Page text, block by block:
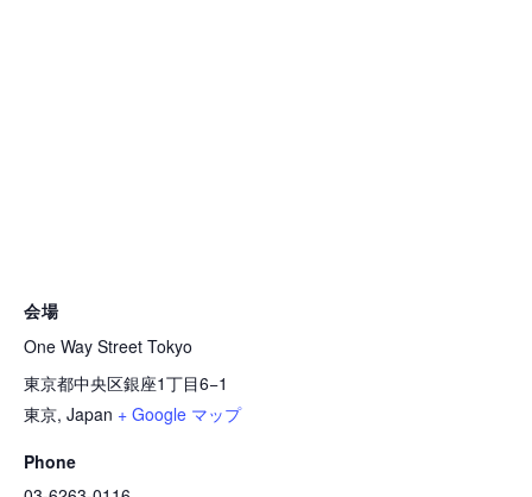
会場
One Way Street Tokyo
東京都中央区銀座1丁目6−1
東京, Japan + Google マップ
Phone